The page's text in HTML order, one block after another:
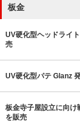
板金
UV硬化型ヘッドライ
売
UV硬化型パテ Glanz
板金寺子屋設立に向け
を販売